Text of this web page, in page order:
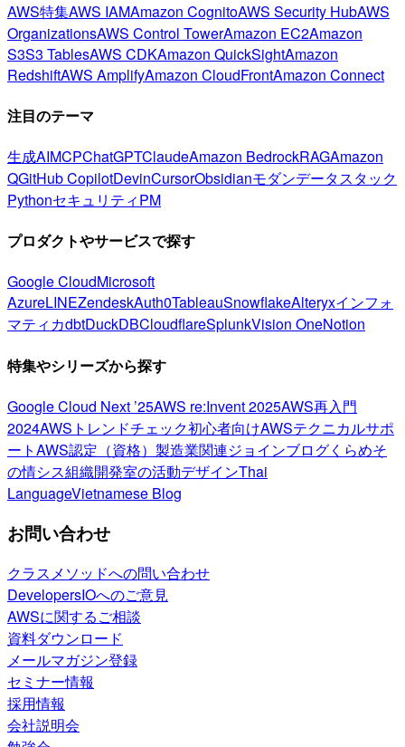
AWS特集AWS IAMAmazon CognitoAWS Security HubAWS
OrganizationsAWS Control TowerAmazon EC2Amazon
S3S3 TablesAWS CDKAmazon QuickSightAmazon
RedshiftAWS AmplifyAmazon CloudFrontAmazon Connect
注目のテーマ
生成AIMCPChatGPTClaudeAmazon BedrockRAGAmazon
QGitHub CopilotDevinCursorObsidianモダンデータスタック
PythonセキュリティPM
プロダクトやサービスで探す
Google CloudMicrosoft
AzureLINEZendeskAuth0TableauSnowflakeAlteryxインフォ
マティカdbtDuckDBCloudflareSplunkVision OneNotion
特集やシリーズから探す
Google Cloud Next ’25AWS re:Invent 2025AWS再入門
2024AWSトレンドチェック初心者向けAWSテクニカルサポ
ートAWS認定（資格） 製造業関連ジョインブログくらめそ
の情シス組織開発室の活動デザインThai
LanguageVietnamese Blog
お問い合わせ
クラスメソッドへの問い合わせ
DevelopersIOへのご意見
AWSに関するご相談
資料ダウンロード
メールマガジン登録
セミナー情報
採用情報
会社説明会